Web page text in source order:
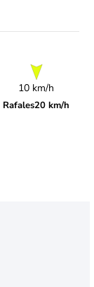
10 km/h
Rafales20 km/h